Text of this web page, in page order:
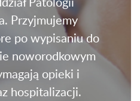
Przyjmujemy
po wypisaniu do
noworodkowym
opieki i
hospitalizacji.